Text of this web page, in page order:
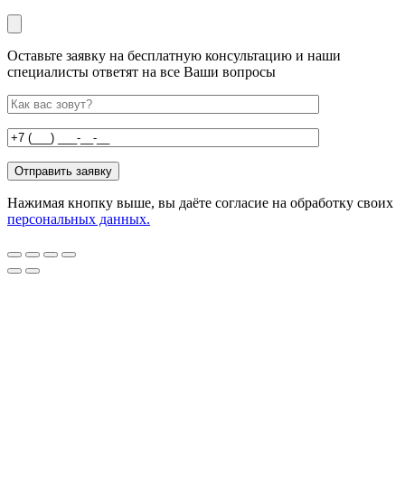
Оставьте заявку на бесплатную консультацию и наши
специалисты ответят на все Ваши вопросы
Нажимая кнопку выше, вы даёте согласие на обработку своих
персональных данных.